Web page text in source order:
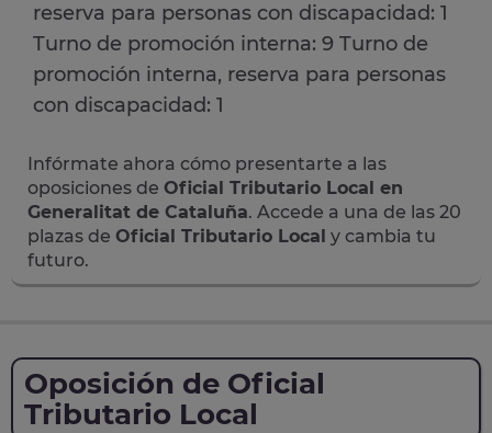
reserva para personas con discapacidad: 1
Turno de promoción interna: 9 Turno de
promoción interna, reserva para personas
con discapacidad: 1
Infórmate ahora cómo presentarte a las
oposiciones de Oficial Tributario Local en
Generalitat de Cataluña. Accede a una de las 20
plazas de Oficial Tributario Local y cambia tu
futuro.
Oposición de Oficial
Tributario Local